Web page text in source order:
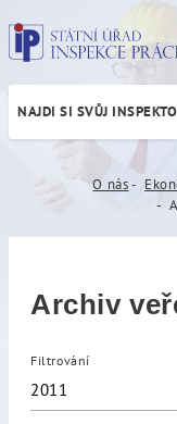
Archiv
NAJDI SI SVŮJ
O nás
Archiv
Filtrování
2011